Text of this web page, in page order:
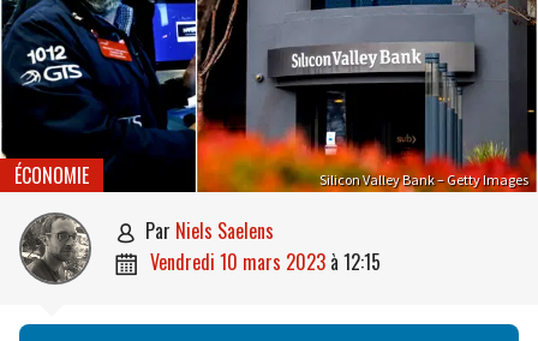
Silicon Valley Bank – Getty Images
ÉCONOMIE
 par Niels Saelens
 vendredi 10 mars 2023 à 12:15